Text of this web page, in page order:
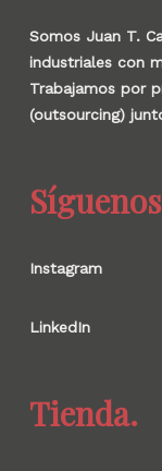
Somos Juan T.
industriales con
Trabajamos por
(outsourcing)
Instagram
LinkedIn
Tienda.